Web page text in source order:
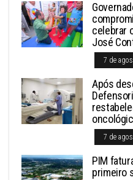
celebrar
José
7 de
Após
7 de
PIM
primeiro